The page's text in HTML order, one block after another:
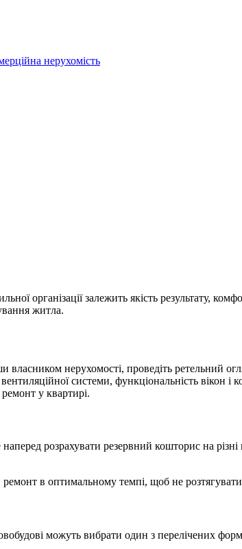
нерухомість
організації залежить якість результату,
житла.
нерухомості, проведіть ретельний
системи, функціональність вікон і
у квартирі.
розрахувати резервний кошторис на
в оптимальному темпі, щоб не
можуть вибрати один з перелічених